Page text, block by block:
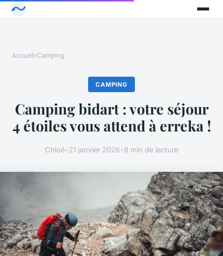
Accueil›Camping
CAMPING
Camping bidart : votre séjour
4 étoiles vous attend à erreka !
Chloé•21 janvier 2026•8 min de lecture